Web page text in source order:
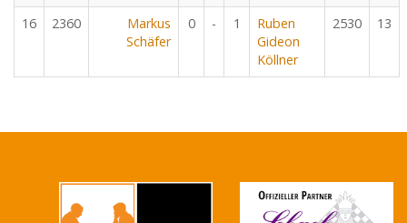
16 2360
Markus
Schäfer
0 - 1
Ruben
Gideon
Köllner
2530 13